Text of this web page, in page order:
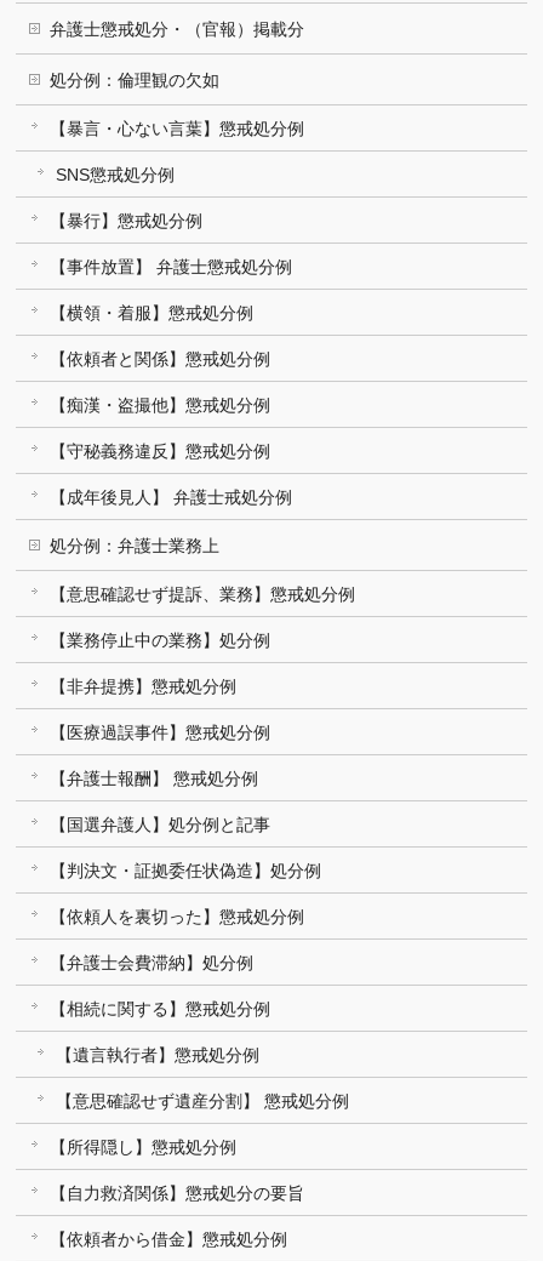
弁護士懲戒処分・（官報）掲載分
処分例：倫理観の欠如
【暴言・心ない言葉】懲戒処分例
SNS懲戒処分例
【暴行】懲戒処分例
【事件放置】 弁護士懲戒処分例
【横領・着服】懲戒処分例
【依頼者と関係】懲戒処分例
【痴漢・盗撮他】懲戒処分例
【守秘義務違反】懲戒処分例
【成年後見人】 弁護士戒処分例
処分例：弁護士業務上
【意思確認せず提訴、業務】懲戒処分例
【業務停止中の業務】処分例
【非弁提携】懲戒処分例
【医療過誤事件】懲戒処分例
【弁護士報酬】 懲戒処分例
【国選弁護人】処分例と記事
【判決文・証拠委任状偽造】処分例
【依頼人を裏切った】懲戒処分例
【弁護士会費滞納】処分例
【相続に関する】懲戒処分例
【遺言執行者】懲戒処分例
【意思確認せず遺産分割】 懲戒処分例
【所得隠し】懲戒処分例
【自力救済関係】懲戒処分の要旨
【依頼者から借金】懲戒処分例